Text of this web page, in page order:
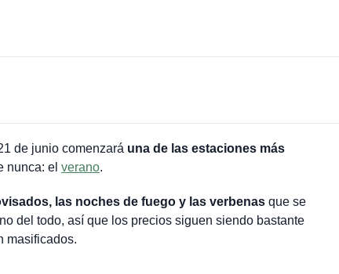
de junio comenzará una de las estaciones más
nunca: el verano.
las noches de fuego y las verbenasque se
del todo, así que los precios siguen siendo bastante
masificados.